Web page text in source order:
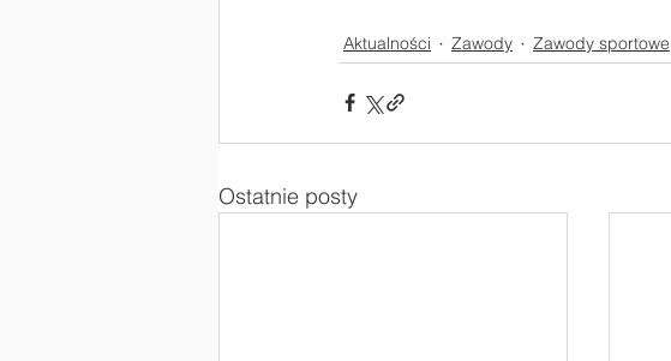
Aktualności Zawody Zawody sportowe
Ostatnie posty